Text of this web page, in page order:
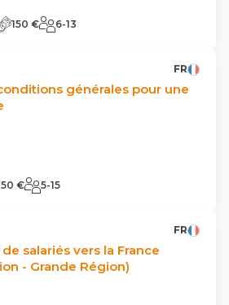
150 € 6-13
FR
générales pour une
€ 5-15
FR
salariés vers la France
- Grande Région)